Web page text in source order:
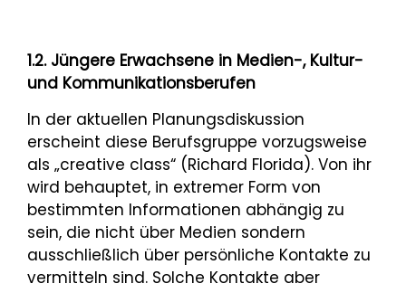
1.2. Jüngere Erwachsene in Medien-, Kultur-
und Kommunikationsberufen
In der aktuellen Planungsdiskussion
erscheint diese Berufsgruppe vorzugsweise
als „creative class“ (Richard Florida). Von ihr
wird behauptet, in extremer Form von
bestimmten Informationen abhängig zu
sein, die nicht über Medien sondern
ausschließlich über persönliche Kontakte zu
vermitteln sind. Solche Kontakte aber